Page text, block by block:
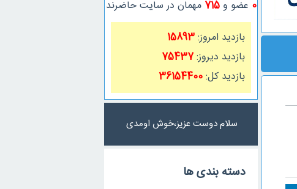
0 عضو و715 مهمان در سایت حاضرند
بازدید امروز:15893
بازدید دیروز:75437
بازدید کل:36154400
سلام دوست عزیز،خوش اومدی
دسته بندی ها